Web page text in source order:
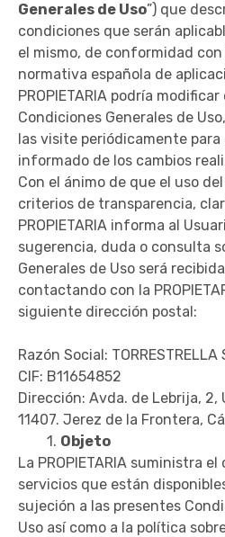
Generales de Uso”) que
condiciones que serán
el mismo, de conformidad
normativa española de
PROPIETARIA podría
Condiciones Generales de
las visite periódicamente
informado de los cambios
Con el ánimo de que el uso
criterios de transparencia,
PROPIETARIA informa al
sugerencia, duda o consulta
Generales de Uso será
contactando con la
siguiente dirección postal:
Razón Social: TORRESTRELLA
CIF: B11654852
Dirección: Avda. de Lebrija, 2,
11407. Jerez de la Frontera,
1. Objeto
La PROPIETARIA suministra
servicios que están
sujeción a las presentes
Uso así como a la política